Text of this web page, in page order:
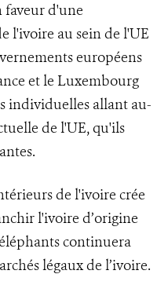
faveur d'une
l'ivoire au sein de l'UE
européens
et le Luxembourg
individuelles allant au-
de l'UE, qu'ils
de l'ivoire crée
l'ivoire d’origine
continuera
légaux de l’ivoire.